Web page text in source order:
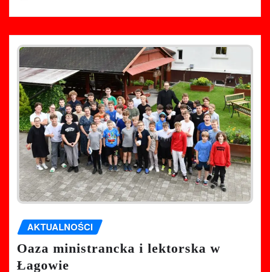
AKTUALNOŚCI
Oaza ministrancka i lektorska w
Łagowie